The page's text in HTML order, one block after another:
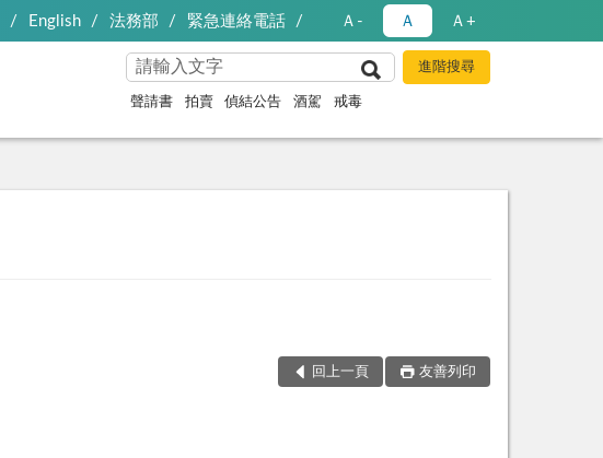
English 法務部 緊急連絡電話 Ａ- Ａ Ａ+
聲請書 拍賣 偵結公告 酒駕 戒毒
回上一頁 友善列印